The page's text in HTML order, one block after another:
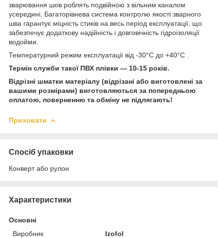
зварювання шов роблять подвійною з вільним каналом
усередині. Багаторівнева система контролю якості зварного
шва гарантує міцність стиків на весь період експлуатації, що
забезпечує додаткову надійність і довговічність гідроізоляції
водойми.
Температурний режим експлуатації від -30°С до +40°С .
Термін служби такої ПВХ плівки ― 10-15 років.
Відрізні шматки матеріалу (відрізані або виготовлені за
вашими розмірами) виготовляються за попередньою
оплатою, поверненню та обміну не підлягають!
Приховати
Спосіб упаковки
Конверт або рулон
Характеристики
Основні
Виробник
Izofol